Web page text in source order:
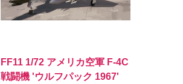
FF11 1/72 アメリカ空軍 F-4C
戦闘機 'ウルフパック 1967'